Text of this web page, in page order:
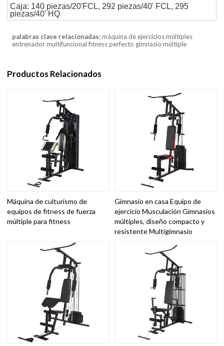
Caja: 140 piezas/20'FCL, 292 piezas/40' FCL, 295
piezas/40' HQ
palabras clave relacionadas:máquina de ejercicios múltiples
entrenador multifuncional fitness perfecto gimnasio múltiple
Productos Relacionados
Máquina de culturismo de
equipos de fitness de fuerza
múltiple para fitness
Gimnasio en casa Equipo de
ejercicio Musculación Gimnasios
múltiples, diseño compacto y
resistente Multigimnasio